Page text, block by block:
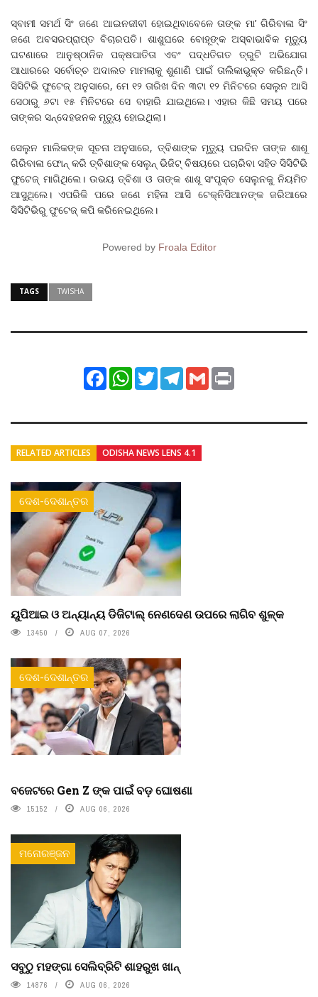
ସ୍ବାମୀ ସମର୍ଥ ସିଂ ଜଣେ ଆଇନଜୀବୀ ହୋଇଥିବାବେଳେ ତାଙ୍କ ମା’ ଗିରିବାଳା ସିଂ
ଜଣେ ଅବସରପ୍ରାପ୍ତ ବିଚାରପତି। ଶାଶୁଘରେ ବୋହୂଙ୍କ ଅସ୍ବାଭାବିକ ମୃତ୍ୟୁ
ଘଟଣାରେ ଆନୁଷ୍ଠାନିକ ପକ୍ଷପାତିତା ଏବଂ ପଦ୍ଧତିଗତ ତ୍ରୁଟି ଅଭିଯୋଗ
ଆଧାରରେ ସର୍ବୋଚ୍ଚ ଅଦାଲତ ମାମଲାକୁ ଶୁଣାଣି ପାଇଁ ତାଲିକାଭୁକ୍ତ କରିଛନ୍ତି।
ସିସିଟିଭି ଫୁଟେଜ୍ ଅନୁସାରେ, ମେ ୧୨ ତାରିଖ ଦିନ ୩ଟା ୧୨ ମିନିଟରେ ସେଲୁନ ଆସି
ସେଠାରୁ ୬ଟା ୧୫ ମିନିଟରେ ସେ ବାହାରି ଯାଇଥିଲେ। ଏହାର କିଛି ସମୟ ପରେ
ତାଙ୍କର ସନ୍ଦେହଜନକ ମୃତ୍ୟୁ ହୋଇଥିଲା।
ସେଲୁନ ମାଲିକଙ୍କ ସୂଚନା ଅନୁସାରେ, ତ୍ବିଶାଙ୍କ ମୃତ୍ୟୁ ପରଦିନ ତାଙ୍କ ଶାଶୂ
ଗିରିବାଳା ଫୋନ୍ କରି ତ୍ବିଶାଙ୍କ ସେଲୁନ୍ ଭିଜିଟ୍ ବିଷୟରେ ପଚାରିବା ସହିତ ସିସିଟିଭି
ଫୁଟେଜ୍ ମାଗିଥିଲେ। ଉଭୟ ତ୍ବିଶା ଓ ତାଙ୍କ ଶାଶୂ ସଂପୃକ୍ତ ସେଲୁନକୁ ନିୟମିତ
ଆସୁଥିଲେ। ଏପରିକି ପରେ ଜଣେ ମହିଳା ଆସି ଟେକ୍ନିସିଆନଙ୍କ ଜରିଆରେ
ସିସିଟିଭିରୁ ଫୁଟେଜ୍ କପି କରିନେଇଥିଲେ।
Powered by Froala Editor
TAGS TWISHA
FacebookWhatsApp
TwitterTelegram
Gmail
RELATED ARTICLES ODISHA NEWS LENS 4.1
ଦେଶ-ଦେଶାନ୍ତର
ୟୁପିଆଇ ଓ ଅନ୍ୟାନ୍ୟ ଡିଜିଟାଲ୍ ନେଣଦେଣ ଉପରେ ଲାଗିବ ଶୁଳ୍କ
13450 AUG 07, 2026
ଦେଶ-ଦେଶାନ୍ତର
ବଜେଟରେ Gen Z ଙ୍କ ପାଇଁ ବଡ଼ ଘୋଷଣା
15152 AUG 06, 2026
ମନୋରଞ୍ଜନ
ସବୁଠୁ ମହଙ୍ଗା ସେଲିବ୍ରିଟି ଶାହରୁଖ ଖାନ୍
14876 AUG 06, 2026